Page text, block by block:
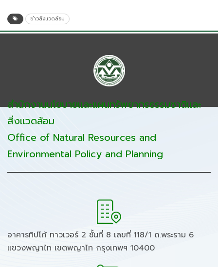
ข่าวสิ่งแวดล้อม
สำนักงานนโยบายและแผนทรัพยากรธรรมชาติและ
สิ่งแวดล้อม
Office of Natural Resources and
Environmental Policy and Planning
อาคารทิปโก้ ทาวเวอร์ 2 ชั้นที่ 8 เลขที่ 118/1 ถ.พระราม 6
แขวงพญาไท เขตพญาไท กรุงเทพฯ 10400